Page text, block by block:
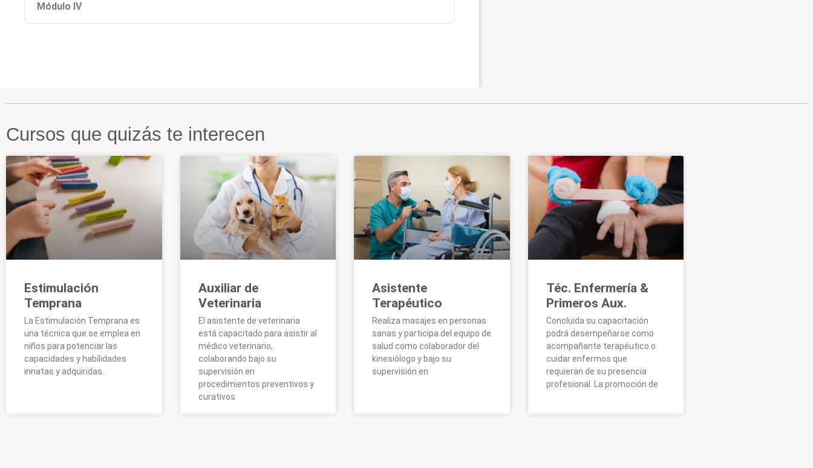
Módulo IV
Cursos que quizás te interecen
Estimulación
Temprana
La Estimulación Temprana es
una técnica que se emplea en
niños para potenciar las
capacidades y habilidades
innatas y adquiridas.
Auxiliar de
Veterinaria
El asistente de veterinaria
está capacitado para asistir al
médico veterinario,
colaborando bajo su
supervisión en
procedimientos preventivos y
curativos
Asistente
Terapéutico
Realiza masajes en personas
sanas y participa del equipo de
salud como colaborador del
kinesiólogo y bajo su
supervisión en
Téc. Enfermería &
Primeros Aux.
Concluida su capacitación
podrá desempeñarse como
acompañante terapéutico o
cuidar enfermos que
requieran de su presencia
profesional. La promoción de